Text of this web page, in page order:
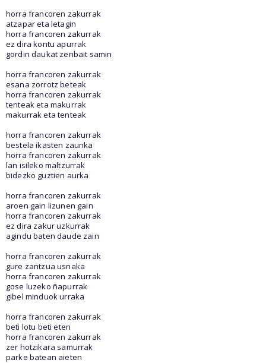
horra francoren zakurrak
atzapar eta letagin
horra francoren zakurrak
ez dira kontu apurrak
gordin daukat zenbait samin
horra francoren zakurrak
esana zorrotz beteak
horra francoren zakurrak
tenteak eta makurrak
makurrak eta tenteak
horra francoren zakurrak
bestela ikasten zaunka
horra francoren zakurrak
lan isileko maltzurrak
bidezko guztien aurka
horra francoren zakurrak
aroen gain lizunen gain
horra francoren zakurrak
ez dira zakur uzkurrak
agindu baten daude zain
horra francoren zakurrak
gure zantzua usnaka
horra francoren zakurrak
gose luzeko ñapurrak
gibel minduok urraka
horra francoren zakurrak
beti lotu beti eten
horra francoren zakurrak
zer hotzikara samurrak
parke batean aieten